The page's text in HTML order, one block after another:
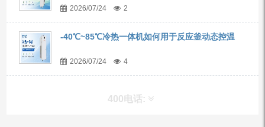
2026/07/24 2
-40℃~85℃冷热一体机如何用于反应釜动态控温
2026/07/24 4
400电话: